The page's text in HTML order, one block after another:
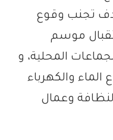
تجنب وقوع
موسم
المحلية، و
والكهرباء
وعمال